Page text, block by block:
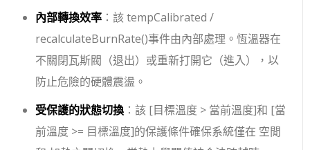
內部轉換效率 ：該tempCalibrated /
recalculateBurnRate()事件由內部處理。恆溫器在
不關閉瓦斯閥（退出）或重新打開它（進入），以
防止危險的硬體震盪。
受保護的狀態切換 ：該 [目標溫度 > 當前溫度]和 [當
前溫度 >= 目標溫度]的保護條件確保系統僅在 空閒